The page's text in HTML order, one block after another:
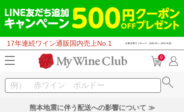
17年連続ワイン通販国内売上No.1
0
熊本地震に伴う配送への影響について ≫